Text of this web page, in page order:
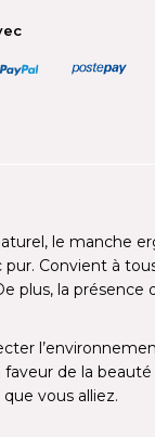
le manche
Convient à
plus, la présence
de la
vous alliez.